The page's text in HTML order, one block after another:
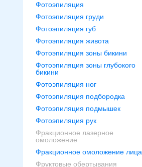
Фотоэпиляция
Фотоэпиляция груди
Фотоэпиляция губ
Фотоэпиляция живота
Фотоэпиляция зоны бикини
Фотоэпиляция зоны глубокого
бикини
Фотоэпиляция ног
Фотоэпиляция подбородка
Фотоэпиляция подмышек
Фотоэпиляция рук
Фракционное лазерное
омоложение
Фракционное омоложение лица
Фруктовые обертывания